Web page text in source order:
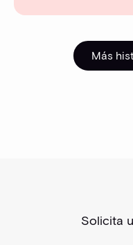
Más
Solicita